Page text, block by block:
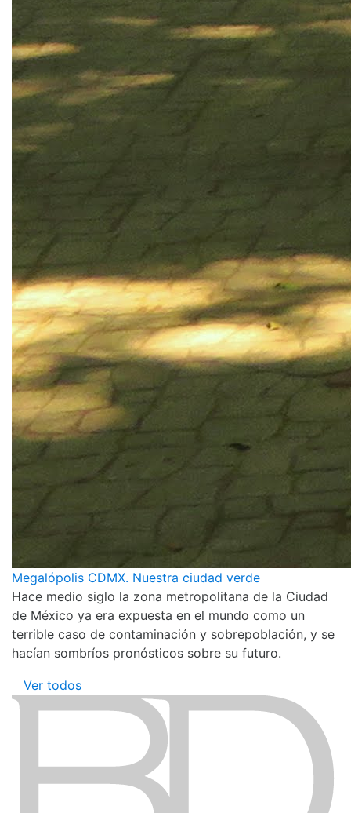
Megalópolis CDMX. Nuestra ciudad verde
Hace medio siglo la zona metropolitana de la Ciudad
de México ya era expuesta en el mundo como un
terrible caso de contaminación y sobrepoblación, y se
hacían sombríos pronósticos sobre su futuro.
Ver todos